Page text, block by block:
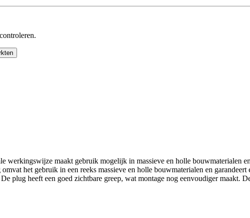
werkingswijze maakt gebruik mogelijk in massieve en holle bouwmaterialen
het gebruik in een reeks massieve en holle bouwmaterialen en
plug heeft een goed zichtbare greep, wat montage nog eenvoudiger maakt.